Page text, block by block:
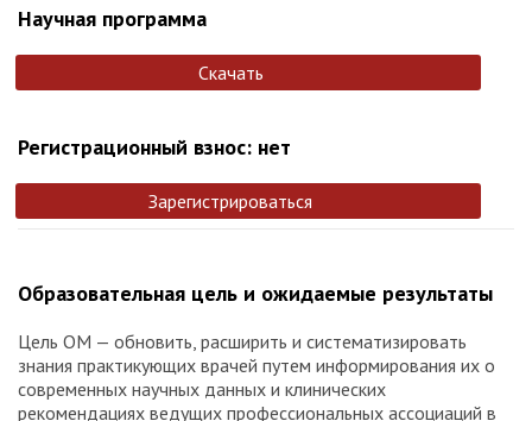
Научная программа
Скачать
Регистрационный взнос: нет
Зарегистрироваться
Образовательная цель и ожидаемые результаты
Цель ОМ — обновить, расширить и систематизировать
знания практикующих врачей путем информирования их о
современных научных данных и клинических
рекомендациях ведущих профессиональных ассоциаций в